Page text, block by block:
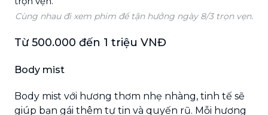
Cùng nhau đi xem phim để tận hưởng ngày 8/3 trọn vẹn.
Từ 500.000 đến 1 triệu VNĐ
Body mist
Body mist với hương thơm nhẹ nhàng, tinh tế sẽ
giúp bạn gái thêm tự tin và quyến rũ. Mỗi hương